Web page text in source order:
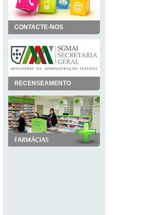
CONTACTE-NOS
RECENSEAMENTO